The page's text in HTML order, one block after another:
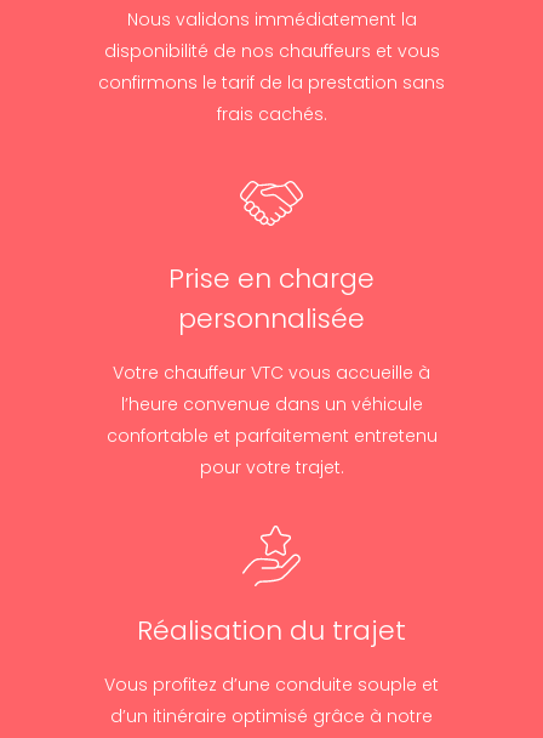
Nous validons immédiatement la
disponibilité de nos chauffeurs et vous
confirmons le tarif de la prestation sans
frais cachés.
Prise en charge
personnalisée
Votre chauffeur VTC vous accueille à
l’heure convenue dans un véhicule
confortable et parfaitement entretenu
pour votre trajet.
Réalisation du trajet
Vous profitez d’une conduite souple et
d’un itinéraire optimisé grâce à notre